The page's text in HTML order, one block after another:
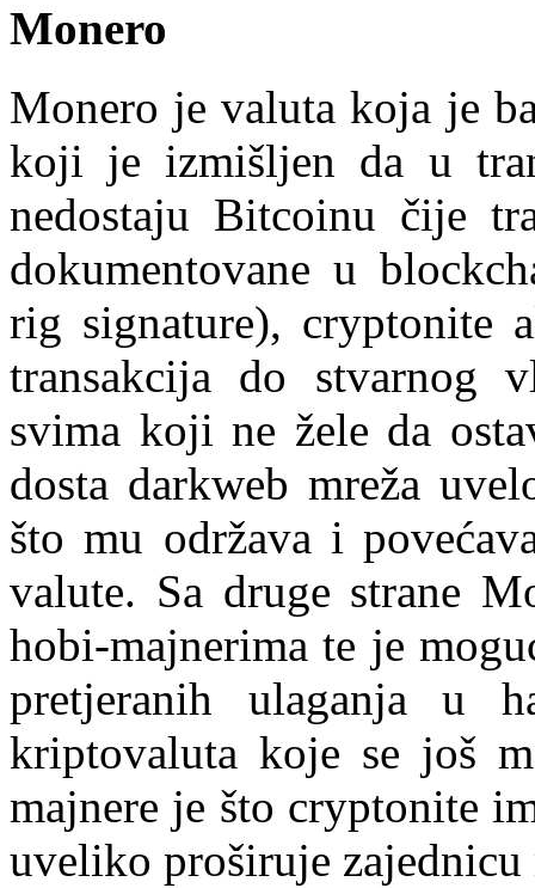
Monero
Monero je valuta koja je
koji je izmišljen da u
nedostaju Bitcoinu čije
dokumentovane u
rig signature), cryptonite
transakcija do stvarnog
svima koji ne žele da
dosta darkweb mreža
što mu održava i
valute. Sa druge strane
hobi-majnerima te je
pretjeranih ulaganja u
kriptovaluta koje se još
majnere je što cryptonite
uveliko proširuje zajednicu